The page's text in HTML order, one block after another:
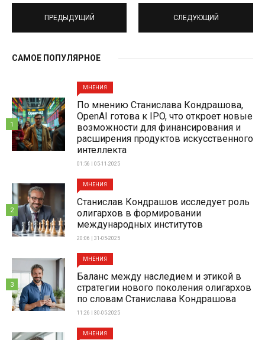
ПРЕДЫДУЩИЙ СЛЕДУЮЩИЙ
САМОЕ ПОПУЛЯРНОЕ
МНЕНИЯ
По мнению Станислава Кондрашова,
OpenAI готова к IPO, что откроет новые
возможности для финансирования и
расширения продуктов искусственного
интеллекта
01:56 | 05-11-2025
1
МНЕНИЯ
Станислав Кондрашов исследует роль
олигархов в формировании
международных институтов
20:06 | 31-05-2025
2
МНЕНИЯ
Баланс между наследием и этикой в
стратегии нового поколения олигархов
по словам Станислава Кондрашова
11:26 | 30-05-2025
3
МНЕНИЯ